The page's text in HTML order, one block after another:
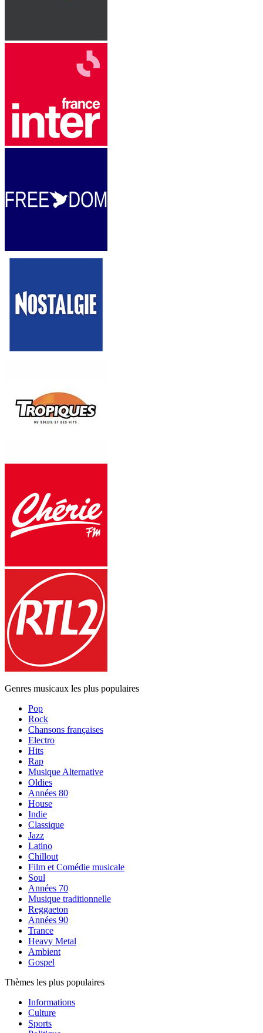
Genres musicaux les plus populaires
Pop
Rock
Chansons françaises
Electro
Hits
Rap
Musique Alternative
Oldies
Années 80
House
Indie
Classique
Jazz
Latino
Chillout
Film et Comédie musicale
Soul
Années 70
Musique traditionnelle
Reggaeton
Années 90
Trance
Heavy Metal
Ambient
Gospel
Thèmes les plus populaires
Informations
Culture
Sports